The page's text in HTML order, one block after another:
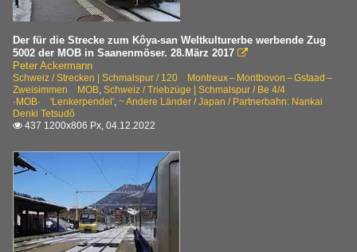
Der für die Strecke zum Kôya-san Weltkulturerbe werbende Zug
5002 der MOB in Saanenmöser. 28.März 2017 
Peter Ackermann
Schweiz / Strecken | Schmalspur / 120 Montreux – Montbovon – Gstaad –
Zweisimmen MOB, Schweiz / Triebzüge | Schmalspur / Be 4/4
·MOB· 'Lenkerpendel', ~ Andere Länder / Japan / Partnerbahn: Nankai
Denki Tetsudô
 437 1200x806 Px, 04.12.2022